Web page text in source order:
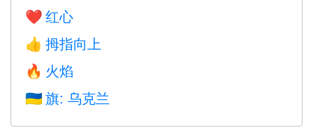
❤️ 红心
👍 拇指向上
🔥 火焰
🇺🇦 旗: 乌克兰